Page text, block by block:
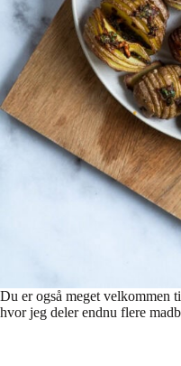
Du er også meget velkommen
hvor jeg deler endnu flere